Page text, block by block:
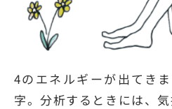
4のエネルギーが出てき
字。分析するときには、